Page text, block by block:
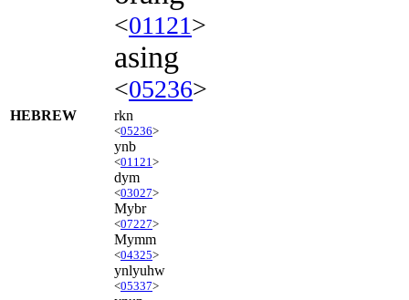
<01121>
asing
<05236>
HEBREW rkn
<05236>
ynb
<01121 >
dym
<03027>
Mybr
<07227>
Mymm
<04325>
ynlyuhw
<05337>